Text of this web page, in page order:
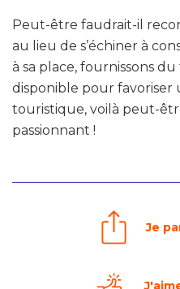
Peut-être faudrait-il
au lieu de s’échiner à
à sa place, fournissons
disponible pour favoriser
touristique, voilà peut-
passionnant !
Je